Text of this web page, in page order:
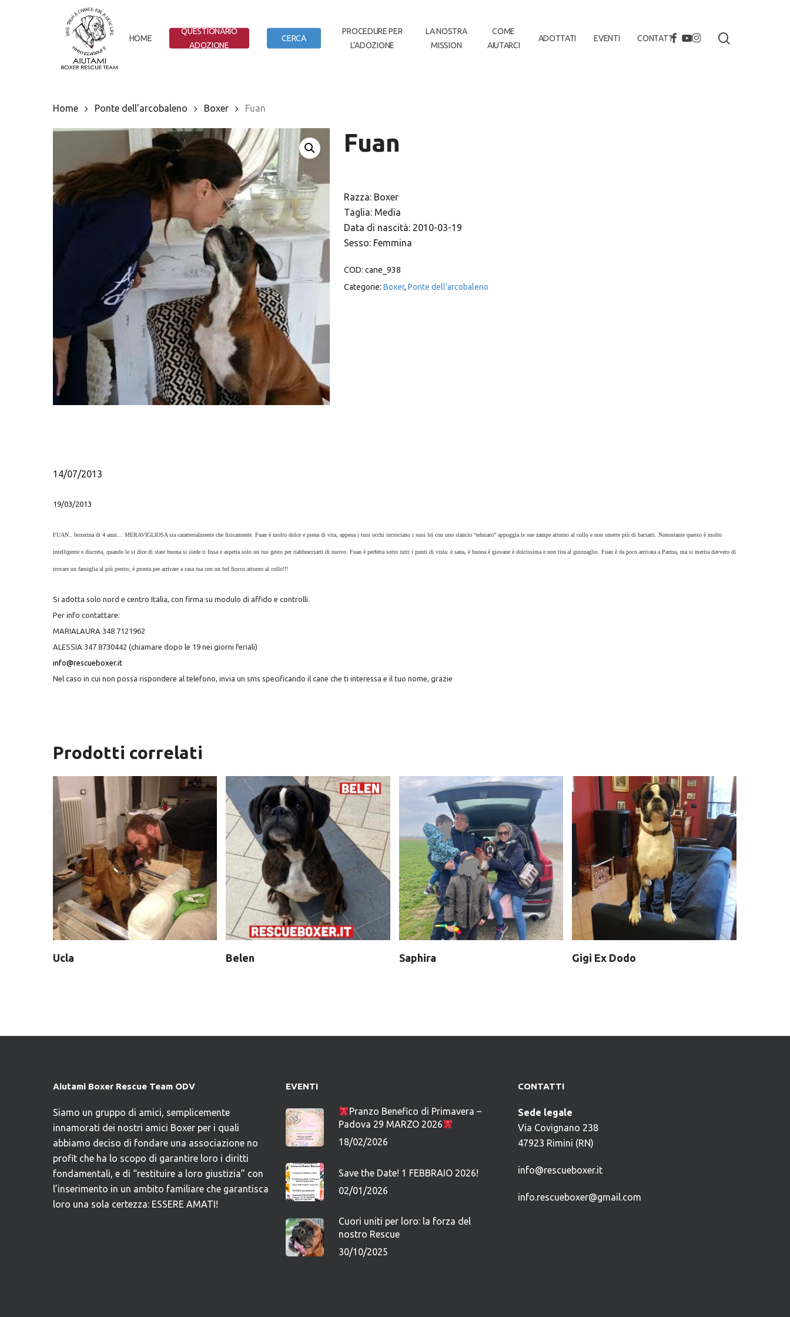
Hit enter to search or ESC to close
HOME
QUESTIONARIO
ADOZIONE
CERCA
PROCEDURE PER
L’ADOZIONE
LA NOSTRA
MISSION
COME
AIUTARCI
ADOTTATI EVENTI CONTATTIFACEBOOK
YOUTUBE
INSTAGRAM
Home Ponte dell'arcobaleno Boxer Fuan
Fuan
Razza: Boxer
Taglia: Media
Data di nascità: 2010-03-19
Sesso: Femmina
COD: cane_938
Categorie: Boxer, Ponte dell'arcobaleno
14/07/2013
19/03/2013
FUAN.. boxerina di 4 anni… MERAVIGLIOSA sia caratterialmente che fisicamente. Fuan è molto dolce e piena di vita, appena i tuoi occhi incrociano i suoi lei con uno slancio “educato” appoggia le sue zampe attorno al collo e non smette più di baciarti. Nonostante questo è molto
intelligente e discreta, quando le si dice di stare buona si siede ti fissa e aspetta solo un tuo gesto per riabbracciarti di nuovo. Fuan è perfetta sotto tutti i punti di vista: è sana, è buona è giovane è dolcissima e non tira al guinzaglio. Fuan è da poco arrivata a Parma, ma si merita davvero di
trovare un famiglia al più presto; è pronta per arrivare a casa tua con un bel fiocco attorno al collo!!!
Si adotta solo nord e centro Italia, con firma su modulo di affido e controlli.
Per info contattare:
MARIALAURA 348 7121962
ALESSIA 347 8730442 (chiamare dopo le 19 nei giorni feriali)
info@rescueboxer.it
Nel caso in cui non possa rispondere al telefono, invia un sms specificando il cane che ti interessa e il tuo nome, grazie
Prodotti correlati
Ucla Belen Saphira Gigi Ex Dodo
Aiutami Boxer Rescue Team ODV
Siamo un gruppo di amici, semplicemente
innamorati dei nostri amici Boxer per i quali
abbiamo deciso di fondare una associazione no
profit che ha lo scopo di garantire loro i diritti
fondamentali, e di “restituire a loro giustizia” con
l’inserimento in un ambito familiare che garantisca
loro una sola certezza: ESSERE AMATI!
EVENTI
Pranzo Benefico di Primavera –
Padova 29 MARZO 2026
18/02/2026
Save the Date! 1 FEBBRAIO 2026!
02/01/2026
Cuori uniti per loro: la forza del
nostro Rescue
30/10/2025
CONTATTI
Sede legale
Via Covignano 238
47923 Rimini (RN)
info@rescueboxer.it
info.rescueboxer@gmail.com